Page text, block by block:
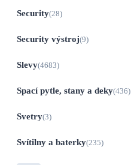
Security(28)
Security výstroj(9)
Slevy(4683)
Spací pytle, stany a deky(436)
Svetry(3)
Svítilny a baterky(235)